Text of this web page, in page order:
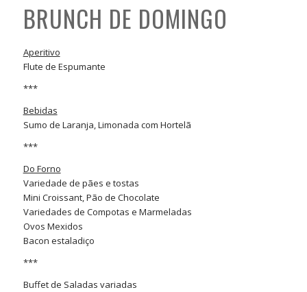
BRUNCH DE DOMINGO
Aperitivo
Flute de Espumante
***
Bebidas
Sumo de Laranja, Limonada com Hortelã
***
Do Forno
Variedade de pães e tostas
Mini Croissant, Pão de Chocolate
Variedades de Compotas e Marmeladas
Ovos Mexidos
Bacon estaladiço
***
Buffet de Saladas variadas